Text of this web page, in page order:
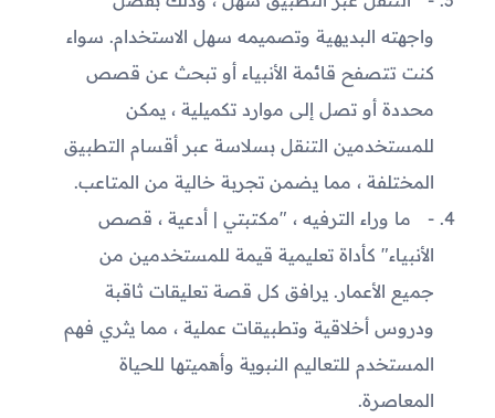
واجهته البديهية وتصميمه سهل الاستخدام. سواء
كنت تتصفح قائمة الأنبياء أو تبحث عن قصص
محددة أو تصل إلى موارد تكميلية ، يمكن
للمستخدمين التنقل بسلاسة عبر أقسام التطبيق
المختلفة ، مما يضمن تجربة خالية من المتاعب.
ما وراء الترفيه ، "مكتبتي | أدعية ، قصص
الأنبياء" كأداة تعليمية قيمة للمستخدمين من
جميع الأعمار. يرافق كل قصة تعليقات ثاقبة
ودروس أخلاقية وتطبيقات عملية ، مما يثري فهم
المستخدم للتعاليم النبوية وأهميتها للحياة
المعاصرة.